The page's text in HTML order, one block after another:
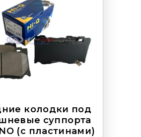
колодки под
суппорта
(с пластинами)